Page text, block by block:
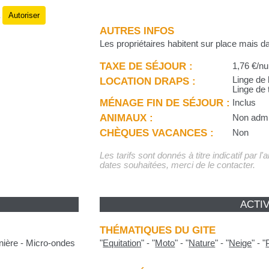
Autoriser
AUTRES INFOS
Les propriétaires habitent sur place mais
TAXE DE SÉJOUR : 1,76 €/
LOCATION DRAPS :
Linge de
Linge
MÉNAGE FIN DE SÉJOUR : Inclus
ANIMAUX : Non
CHÈQUES VACANCES : Non
Les tarifs sont donnés à titre indicatif par
dates souhaitées, merci de le contacter.
- Micro-ondes
THÉMATIQUES DU GITE
"Equitation" -"Moto" -"Nature" -"Neige" -"